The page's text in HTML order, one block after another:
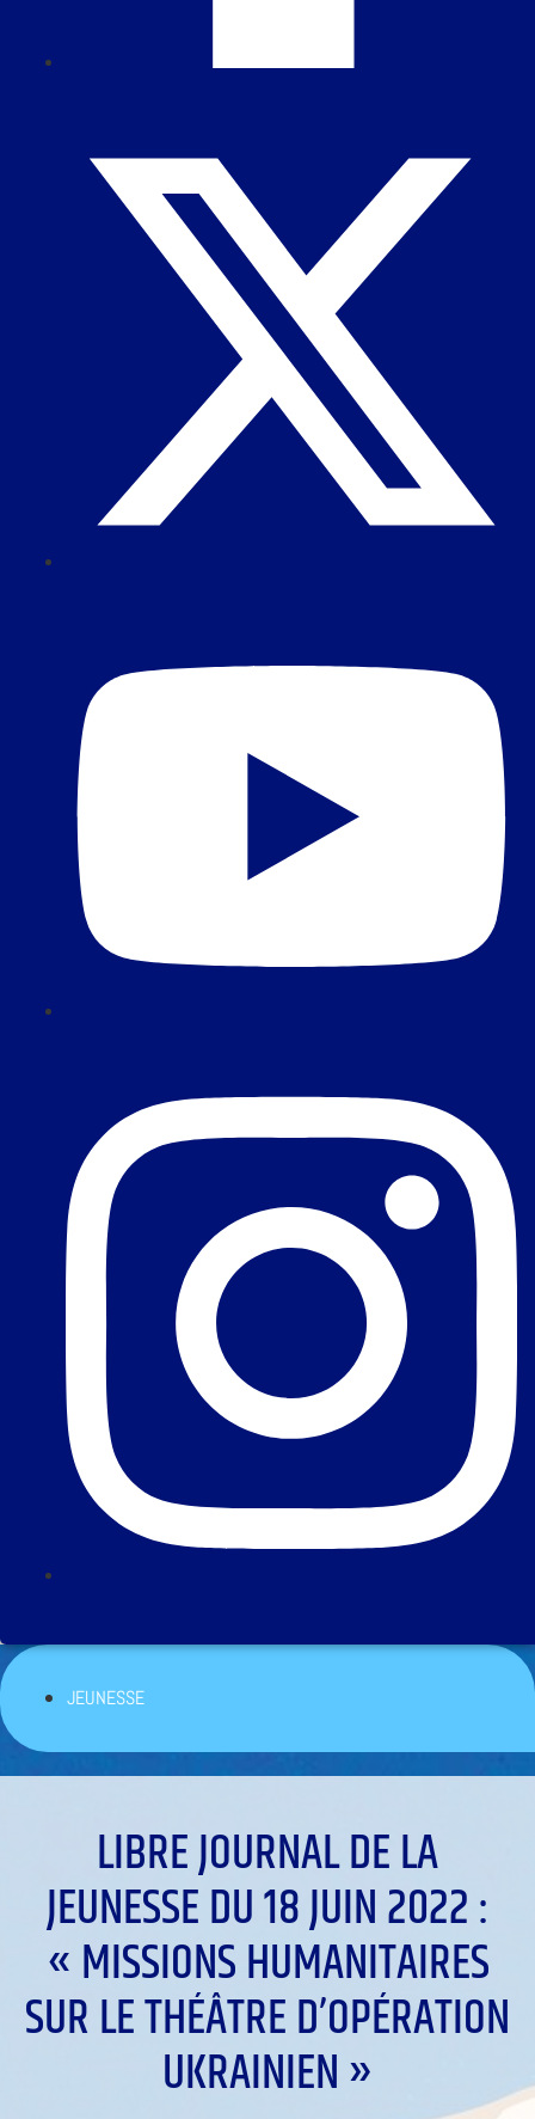
JEUNESSE
LIBRE JOURNAL DE LA
JEUNESSE DU 18 JUIN 2022 :
« MISSIONS HUMANITAIRES
SUR LE THÉÂTRE D’OPÉRATION
UKRAINIEN »